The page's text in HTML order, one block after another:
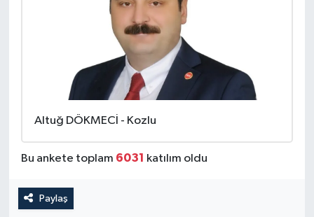
Altuğ DÖKMECİ - Kozlu
Bu ankete toplam 6031 katılım oldu
Paylaş